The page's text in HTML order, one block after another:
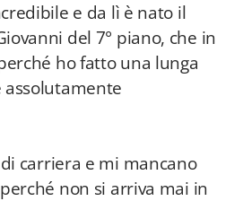
e da lì è nato il
del 7° piano, che in
ho fatto una lunga
assolutamente
di carriera e mi mancano
non si arriva mai in